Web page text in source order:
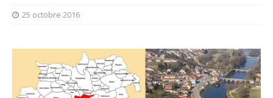
25 octobre 2016